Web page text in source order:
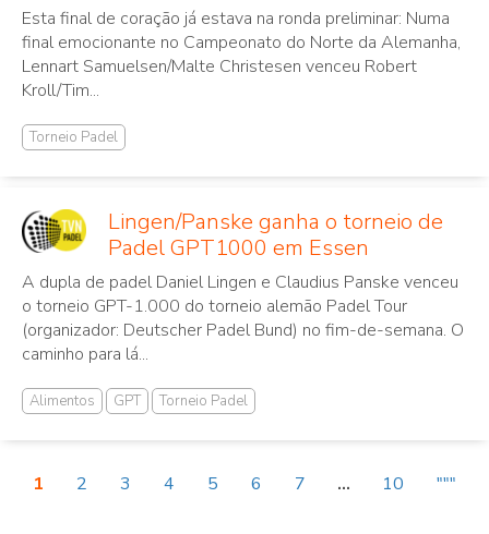
Esta final de coração já estava na ronda preliminar: Numa
final emocionante no Campeonato do Norte da Alemanha,
Lennart Samuelsen/Malte Christesen venceu Robert
Kroll/Tim...
Torneio Padel
Lingen/Panske ganha o torneio de
Padel GPT1000 em Essen
A dupla de padel Daniel Lingen e Claudius Panske venceu
o torneio GPT-1.000 do torneio alemão Padel Tour
(organizador: Deutscher Padel Bund) no fim-de-semana. O
caminho para lá...
Alimentos GPT Torneio Padel
1 2 3 4 5 6 7 ... 10 """